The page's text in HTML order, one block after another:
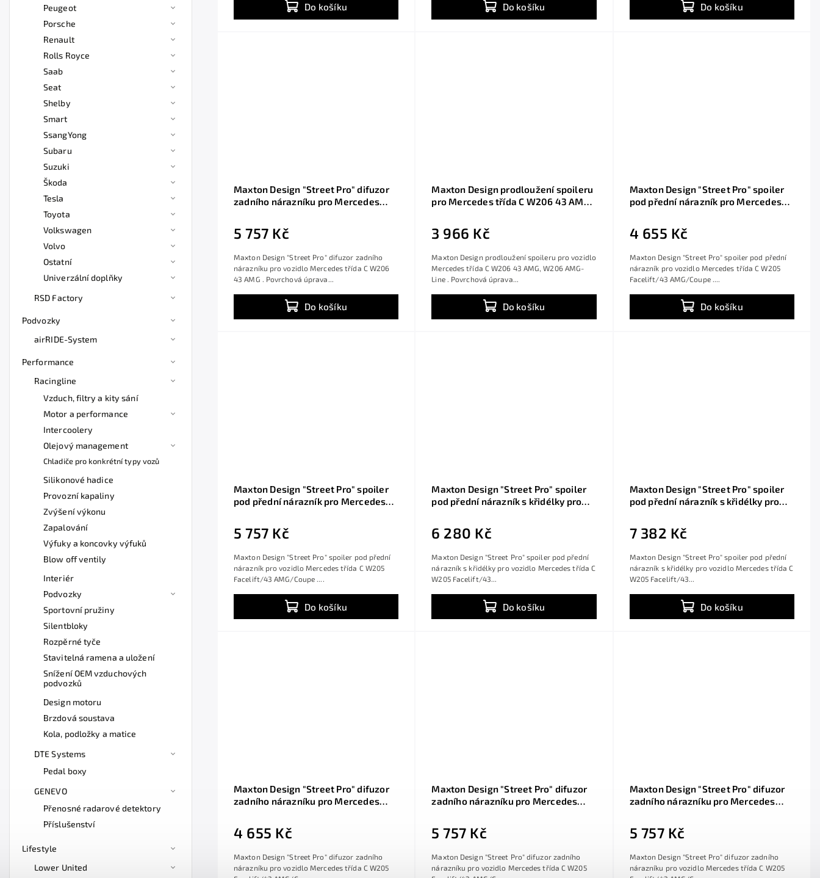
Peugeot
Porsche
Renault
Rolls Royce
Saab
Seat
Shelby
Smart
SsangYong
Subaru
Suzuki
Škoda
Tesla
Toyota
Volkswagen
Volvo
Ostatní
Univerzální doplňky
RSD Factory
Podvozky
airRIDE-System
Performance
Racingline
Vzduch, filtry a kity sání
Motor a performance
Intercoolery
Olejový management
Chladiče pro konkrétní typy vozů
Silikonové hadice
Provozní kapaliny
Zvýšení výkonu
Zapalování
Výfuky a koncovky výfuků
Blow off ventily
Interiér
Podvozky
Sportovní pružiny
Silentbloky
Rozpěrné tyče
Stavitelná ramena a uložení
Snížení OEM vzduchových
podvozků
Design motoru
Brzdová soustava
Kola, podložky a matice
DTE Systems
Pedal boxy
GENEVO
Přenosné radarové detektory
Příslušenství
Lifestyle
Lower United
Do košíku Do košíku Do košíku
Maxton Design "Street Pro" difuzor
zadního nárazníku pro Mercedes
povrchové úpravy, s červenou linkou
5 757 Kč
Do košíku
Maxton Design "Street Pro" difuzor zadního
nárazníku pro vozidlo Mercedes třída C W206
43 AMG . Povrchová úprava...
Maxton Design prodloužení spoileru
pro Mercedes třída C W206 43 AMG,
ABS, Combi
3 966 Kč
Do košíku
Maxton Design prodloužení spoileru pro vozidlo
Mercedes třída C W206 43 AMG, W206 AMG-
Line . Povrchová úprava...
Maxton Design "Street Pro" spoiler
pod přední nárazník pro Mercedes
AMG/Coupe, plast ABS bez
povrchové úpravy
4 655 Kč
Do košíku
Maxton Design "Street Pro" spoiler pod přední
nárazník pro vozidlo Mercedes třída C W205
Facelift/43 AMG/Coupe ....
Maxton Design "Street Pro" spoiler
pod přední nárazník pro Mercedes
AMG/Coupe, plast ABS bez
povrchové úpravy, s červenou linkou
5 757 Kč
Do košíku
Maxton Design "Street Pro" spoiler pod přední
nárazník pro vozidlo Mercedes třída C W205
Facelift/43 AMG/Coupe ....
Maxton Design "Street Pro" spoiler
pod přední nárazník s křidélky pro
AMG/Coupe, plast ABS bez
povrchové úpravy
6 280 Kč
Do košíku
Maxton Design "Street Pro" spoiler pod přední
nárazník s křidélky pro vozidlo Mercedes třída C
W205 Facelift/43...
Maxton Design "Street Pro" spoiler
pod přední nárazník s křidélky pro
AMG/Coupe, plast ABS bez
povrchové úpravy, s červenou linkou
7 382 Kč
Do košíku
Maxton Design "Street Pro" spoiler pod přední
nárazník s křidélky pro vozidlo Mercedes třída C
W205 Facelift/43...
Maxton Design "Street Pro" difuzor
zadního nárazníku pro Mercedes
AMG/Coupe, plast ABS bez
povrchové úpravy
4 655 Kč
Maxton Design "Street Pro" difuzor zadního
nárazníku pro vozidlo Mercedes třída C W205
Maxton Design "Street Pro" difuzor
zadního nárazníku pro Mercedes
AMG/Coupe, plast ABS bez
povrchové úpravy, s černou a
5 757 Kč
Maxton Design "Street Pro" difuzor zadního
nárazníku pro vozidlo Mercedes třída C W205
Maxton Design "Street Pro" difuzor
zadního nárazníku pro Mercedes
AMG/Coupe, plast ABS bez
povrchové úpravy, s červenou linkou
5 757 Kč
Maxton Design "Street Pro" difuzor zadního
nárazníku pro vozidlo Mercedes třída C W205